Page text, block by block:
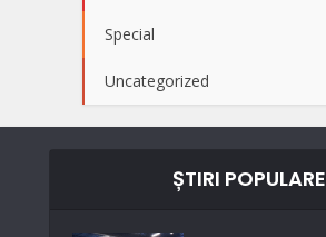
Special
Uncategorized
ȘTIRI POPULARE